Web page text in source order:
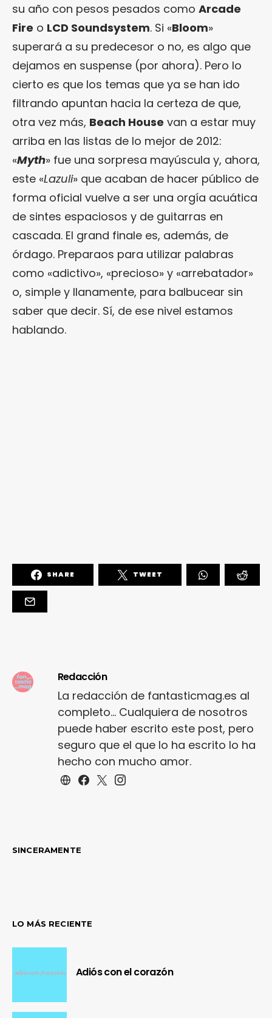
su año con pesos pesados como Arcade
Fire o LCD Soundsystem. Si «Bloom»
superará a su predecesor o no, es algo que
dejamos en suspense (por ahora). Pero lo
cierto es que los temas que ya se han ido
filtrando apuntan hacia la certeza de que,
otra vez más, Beach House van a estar muy
arriba en las listas de lo mejor de 2012:
«Myth» fue una sorpresa mayúscula y, ahora,
este «Lazuli» que acaban de hacer público de
forma oficial vuelve a ser una orgía acuática
de sintes espaciosos y de guitarras en
cascada. El grand finale es, además, de
órdago. Preparaos para utilizar palabras
como «adictivo», «precioso» y «arrebatador»
o, simple y llanamente, para balbucear sin
saber que decir. Sí, de ese nivel estamos
hablando.
SHARE TWEET
Redacción
La redacción de fantasticmag.es al
completo... Cualquiera de nosotros
puede haber escrito este post, pero
seguro que el que lo ha escrito lo ha
hecho con mucho amor.
SINCERAMENTE
LO MÁS RECIENTE
Adiós con el corazón